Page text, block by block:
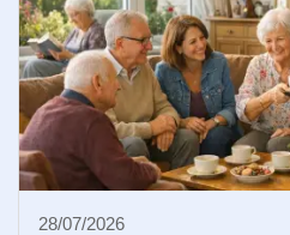
28/07/2026